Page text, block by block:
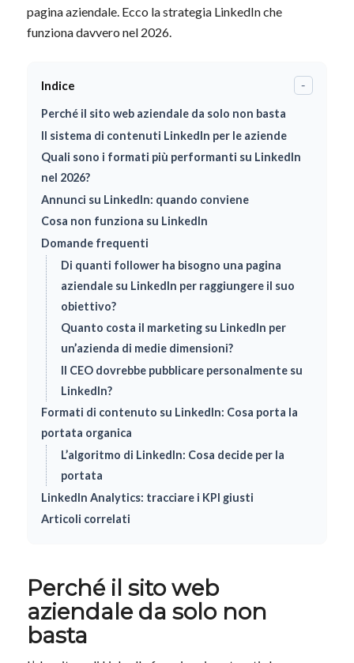
pagina aziendale. Ecco la strategia LinkedIn che
funziona davvero nel 2026.
Indice -
Perché il sito web aziendale da solo non basta
Il sistema di contenuti LinkedIn per le aziende
Quali sono i formati più performanti su LinkedIn
nel 2026?
Annunci su LinkedIn: quando conviene
Cosa non funziona su LinkedIn
Domande frequenti
Di quanti follower ha bisogno una pagina
aziendale su LinkedIn per raggiungere il suo
obiettivo?
Quanto costa il marketing su LinkedIn per
un’azienda di medie dimensioni?
Il CEO dovrebbe pubblicare personalmente su
LinkedIn?
Formati di contenuto su LinkedIn: Cosa porta la
portata organica
L’algoritmo di LinkedIn: Cosa decide per la
portata
LinkedIn Analytics: tracciare i KPI giusti
Articoli correlati
Perché il sito web
aziendale da solo non
basta